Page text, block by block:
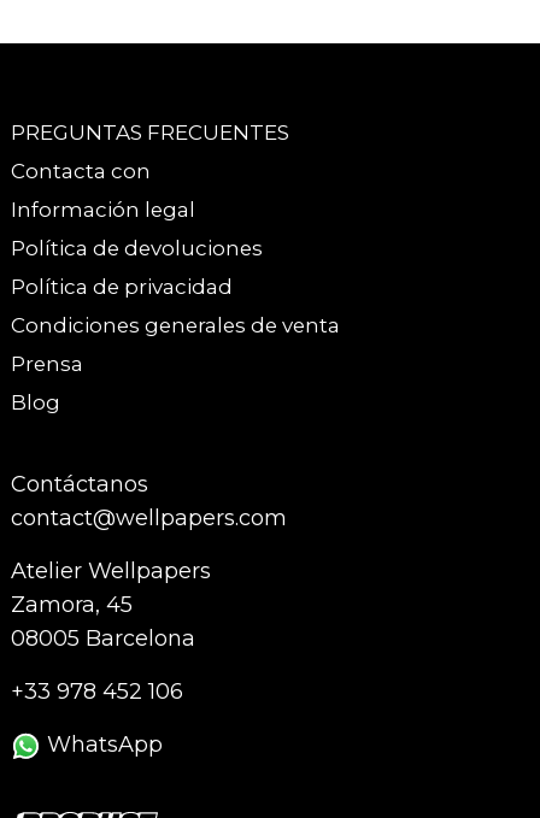
PREGUNTAS FRECUENTES
Contacta con
Información legal
Política de devoluciones
Política de privacidad
Condiciones generales de venta
Prensa
Blog
Contáctanos
contact@wellpapers.com
Atelier Wellpapers
Zamora, 45
08005 Barcelona
+33 978 452 106
WhatsApp